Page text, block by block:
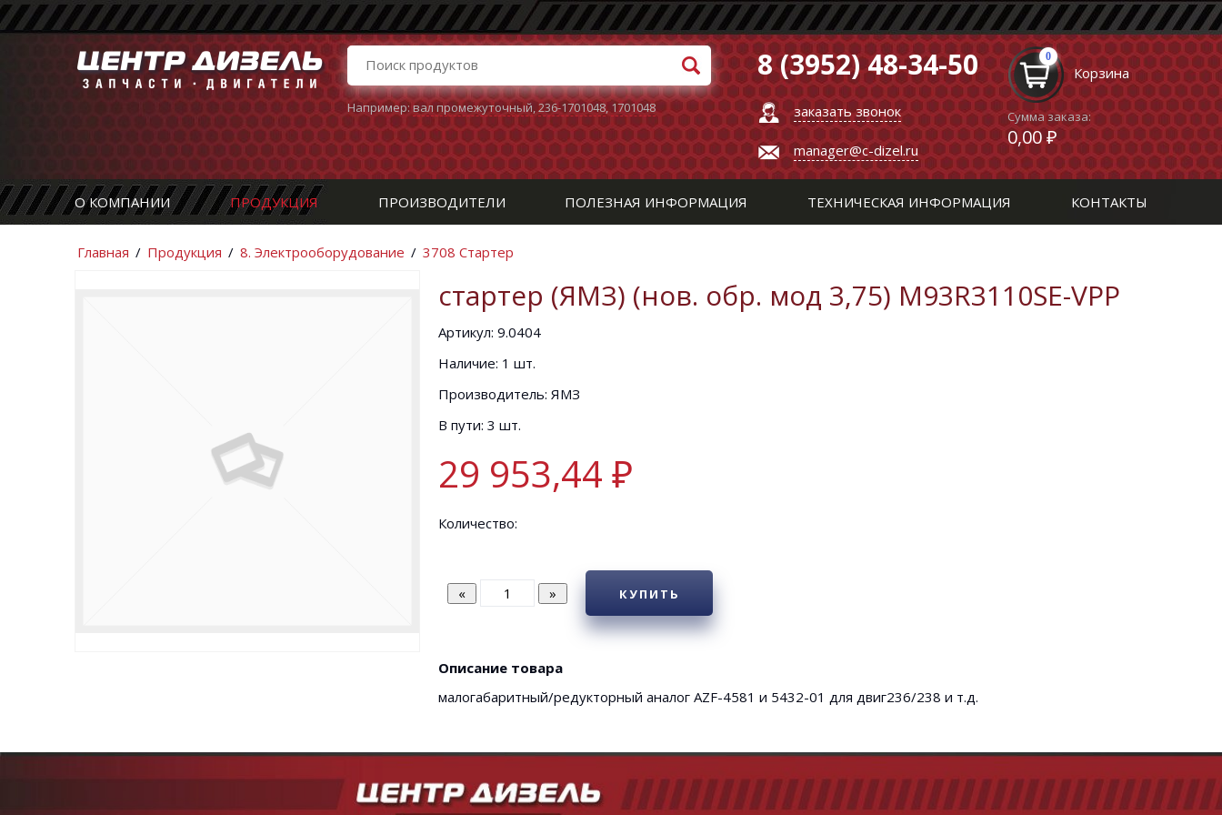
Например:вал промежуточный,236-1701048,1701048
8 (3952) 48-34-50
заказать звонок
manager@c-dizel.ru
0
Корзина
Сумма заказа:
0,00 ₽
О КОМПАНИИ ПРОДУКЦИЯ ПРОИЗВОДИТЕЛИ ПОЛЕЗНАЯ ИНФОРМАЦИЯ ТЕХНИЧЕСКАЯ ИНФОРМАЦИЯ КОНТАКТЫ
Главная / Продукция / 8. Электрооборудование / 3708 Стартер
стартер (ЯМЗ) (нов. обр. мод 3,75) М93R3110SE-VPP
Артикул: 9.0404
Наличие: 1 шт.
Производитель: ЯМЗ
В пути: 3 шт.
29 953,44 ₽
Количество:
КУПИТЬ
Описание товара
малогабаритный/редукторный аналог AZF-4581 и 5432-01 для двиг236/238 и т.д.